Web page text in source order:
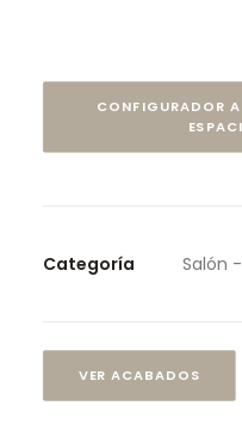
CONFIGURADOR
Categoría Salón
VER ACABADOS